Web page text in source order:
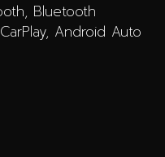
Bluetooth
Android Auto